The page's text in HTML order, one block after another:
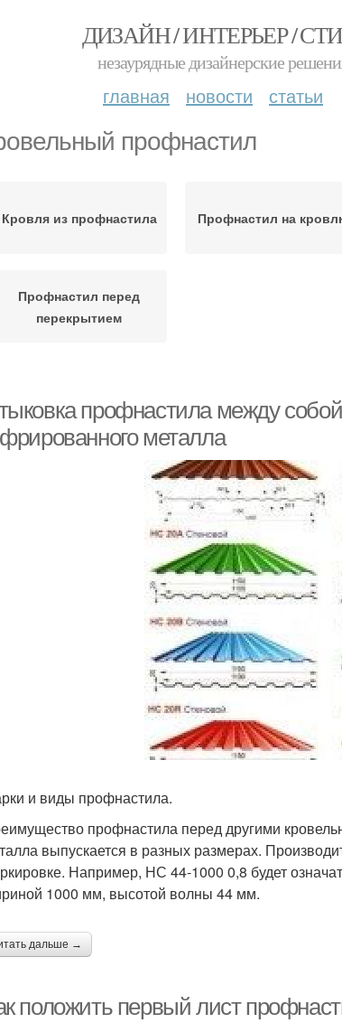
ДИЗАЙН / ИНТЕРЬЕР /
незаурядные дизайнерские
главная новости статьи
профнастил
Кровля из профнастила Профнастил на
Профнастил перед
перекрытием
профнастила между
металла
и виды профнастила.
профнастила перед другими
выпускается в разных размерах.
Например, НС 44-1000 0,8 будет
1000 мм, высотой волны 44 мм.
дальше →
положить первый лист